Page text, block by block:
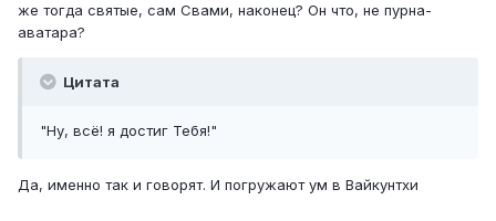
же тогда святые, сам Свами, наконец? Он что, не пурна-
аватара?
Цитата
"Ну, всё! я достиг Тебя!"
Да, именно так и говорят. И погружают ум в Вайкунтхи